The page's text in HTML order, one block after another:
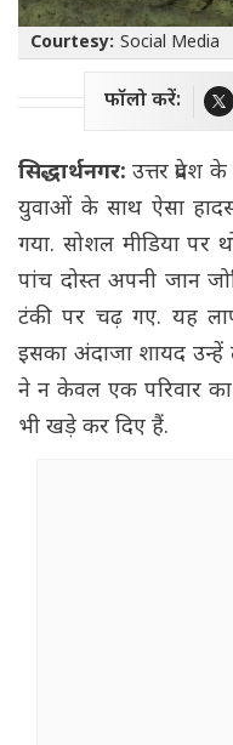
Courtesy: Social Media
फॉलो करें:
सिद्धार्थनगर: उत्तर
युवाओं के साथ ऐसा
गया. सोशल मीडिया
पांच दोस्त अपनी जान
टंकी पर चढ़ गए. यह
इसका अंदाजा शायद
ने न केवल एक परिवार
भी खड़े कर दिए हैं.